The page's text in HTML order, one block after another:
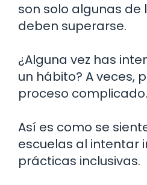
son solo algunas de
deben superarse.
¿Alguna vez has
un hábito? A veces,
proceso complicado.
Así es como se
escuelas al intentar
prácticas inclusivas.